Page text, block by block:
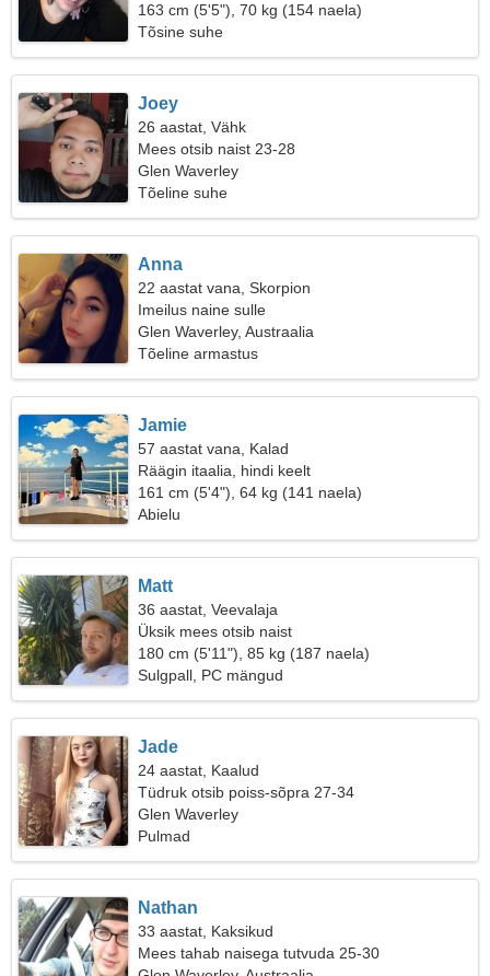
163 cm (5'5"), 70 kg (154 naela)
Tõsine suhe
Joey
26 aastat, Vähk
Mees otsib naist 23-28
Glen Waverley
Tõeline suhe
Anna
22 aastat vana, Skorpion
Imeilus naine sulle
Glen Waverley, Austraalia
Tõeline armastus
Jamie
57 aastat vana, Kalad
Räägin itaalia, hindi keelt
161 cm (5'4"), 64 kg (141 naela)
Abielu
Matt
36 aastat, Veevalaja
Üksik mees otsib naist
180 cm (5'11"), 85 kg (187 naela)
Sulgpall, PC mängud
Jade
24 aastat, Kaalud
Tüdruk otsib poiss-sõpra 27-34
Glen Waverley
Pulmad
Nathan
33 aastat, Kaksikud
Mees tahab naisega tutvuda 25-30